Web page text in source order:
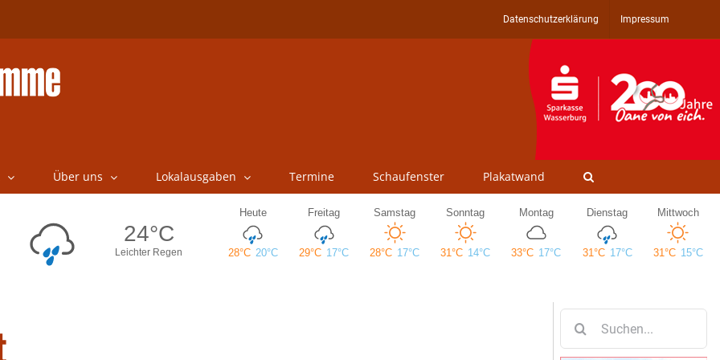
Datenschutzerklärung Impressum
Über uns Lokalausgaben Termine Schaufenster Plakatwand
nach: